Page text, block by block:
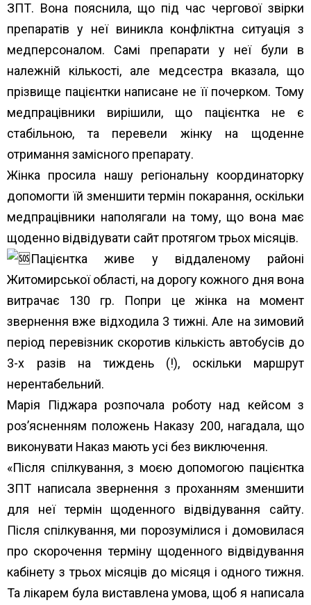
ЗПТ. Вона пояснила, що під час чергової звірки
препаратів у неї виникла конфліктна ситуація з
медперсоналом. Самі препарати у неї були в
належній кількості, але медсестра вказала, що
прізвище пацієнтки написане не її почерком. Тому
медпрацівники вирішили, що пацієнтка не є
стабільною, та перевели жінку на щоденне
отримання замісного препарату.
Жінка просила нашу регіональну координаторку
допомогти їй зменшити термін покарання, оскільки
медпрацівники наполягали на тому, що вона має
щоденно відвідувати сайт протягом трьох місяців.
Пацієнтка живе у віддаленому районі
Житомирської області, на дорогу кожного дня вона
витрачає 130 гр. Попри це жінка на момент
звернення вже відходила 3 тижні. Але на зимовий
період перевізник скоротив кількість автобусів до
3-х разів на тиждень (!), оскільки маршрут
нерентабельний.
Марія Піджара розпочала роботу над кейсом з
роз’ясненням положень Наказу 200, нагадала, що
виконувати Наказ мають усі без виключення.
«Після спілкування, з моєю допомогою пацієнтка
ЗПТ написала звернення з проханням зменшити
для неї термін щоденного відвідування сайту.
Після спілкування, ми порозумілися і домовилася
про скорочення терміну щоденного відвідування
кабінету з трьох місяців до місяця і одного тижня.
Та лікарем була виставлена умова, щоб я написала